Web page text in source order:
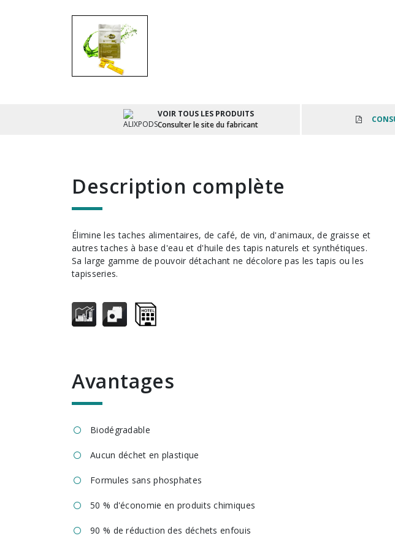
VOIR TOUS LES PRODUITS
Consulter le site du fabricant
description complète
Élimine les taches alimentaires, de café, de vin, d'animaux, de graisse et
autres taches à base d'eau et d'huile des tapis naturels et synthétiques.
Sa large gamme de pouvoir détachant ne décolore pas les tapis ou les
tapisseries.
avantages
Biodégradable
Aucun déchet en plastique
Formules sans phosphates
50 % d'économie en produits chimiques
90 % de réduction des déchets enfouis